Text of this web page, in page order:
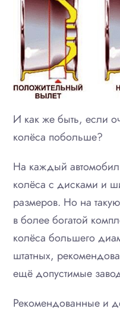
И как же быть, если
колёса побольше?
На каждый
колёса с дисками и
размеров. Но на
в более богатой
колёса большего
штатных,
ещё допустимые
Рекомендованные и